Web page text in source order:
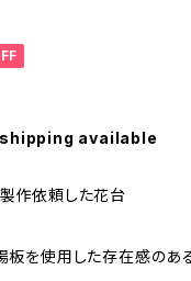
available
作依頼した花台
板を使用した存在感のあ